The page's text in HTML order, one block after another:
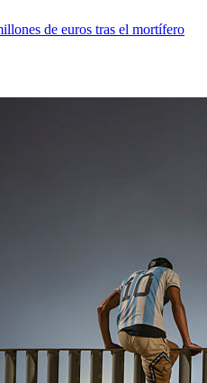
de euros tras el mortífero